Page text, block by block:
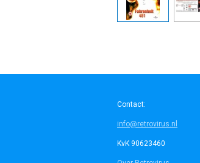
Contact:
info@retrovirus.nl
KvK 90623460